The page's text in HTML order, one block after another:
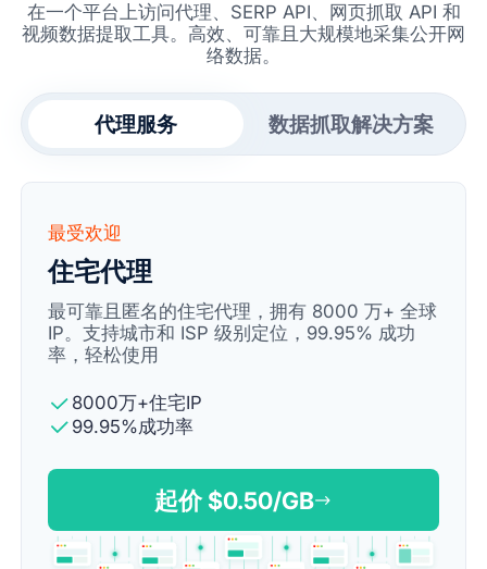
在一个平台上访问代理、SERP API、网页抓取 API 和
视频数据提取工具。高效、可靠且大规模地采集公开网
络数据。
代理服务 数据抓取解决方案
最受欢迎
住宅代理
最可靠且匿名的住宅代理，拥有 8000 万+ 全球
IP。支持城市和 ISP 级别定位，99.95% 成功
率，轻松使用
8000万+住宅IP
99.95%成功率
起价 $0.50/GB